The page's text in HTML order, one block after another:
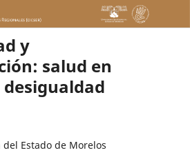
y
salud en
Estado de Morelos